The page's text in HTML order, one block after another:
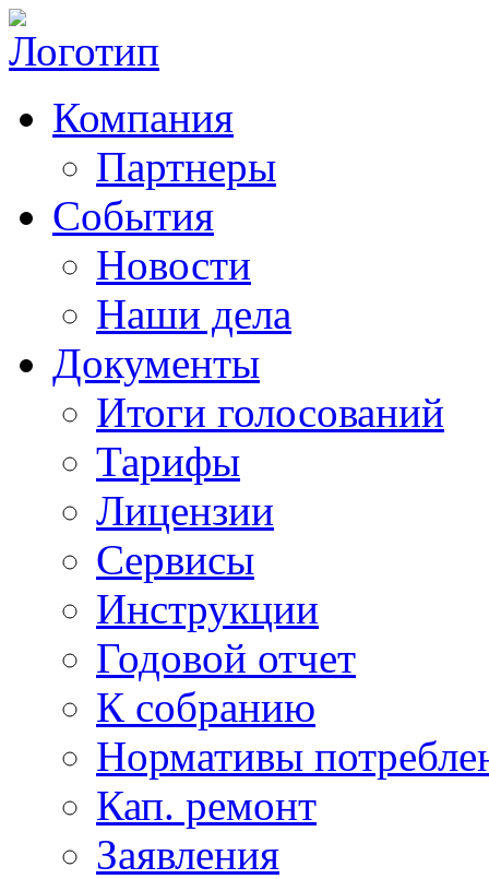
Компания
Партнеры
События
Новости
Наши дела
Документы
Итоги голосований
Тарифы
Лицензии
Сервисы
Инструкции
Годовой отчет
К собранию
Нормативы
Кап. ремонт
Заявления